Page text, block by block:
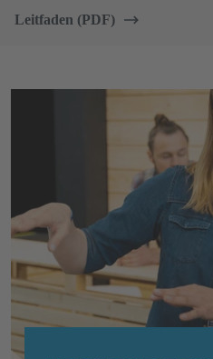
Leitfaden (PDF)